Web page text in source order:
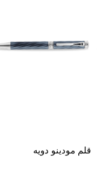
قلم مودينو دويه